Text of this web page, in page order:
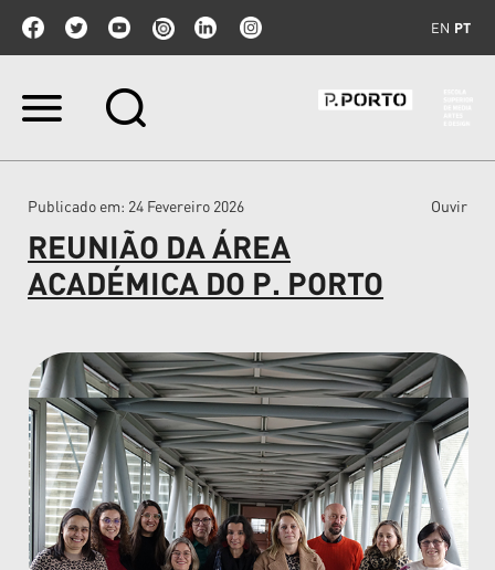
EN PT
Ir
Ir
navegação
Publicado em: 24 Fevereiro 2026 Ouvir
REUNIÃO DA ÁREA
ACADÉMICA DO P. PORTO